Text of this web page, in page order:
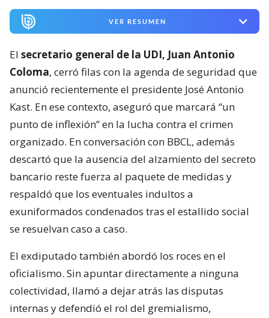
VER RESUMEN
El secretario general de la UDI, Juan Antonio
Coloma, cerró filas con la agenda de seguridad que
anunció recientemente el presidente José Antonio
Kast. En ese contexto, aseguró que marcará “un
punto de inflexión” en la lucha contra el crimen
organizado. En conversación con BBCL, además
descartó que la ausencia del alzamiento del secreto
bancario reste fuerza al paquete de medidas y
respaldó que los eventuales indultos a
exuniformados condenados tras el estallido social
se resuelvan caso a caso.
El exdiputado también abordó los roces en el
oficialismo. Sin apuntar directamente a ninguna
colectividad, llamó a dejar atrás las disputas
internas y defendió el rol del gremialismo,